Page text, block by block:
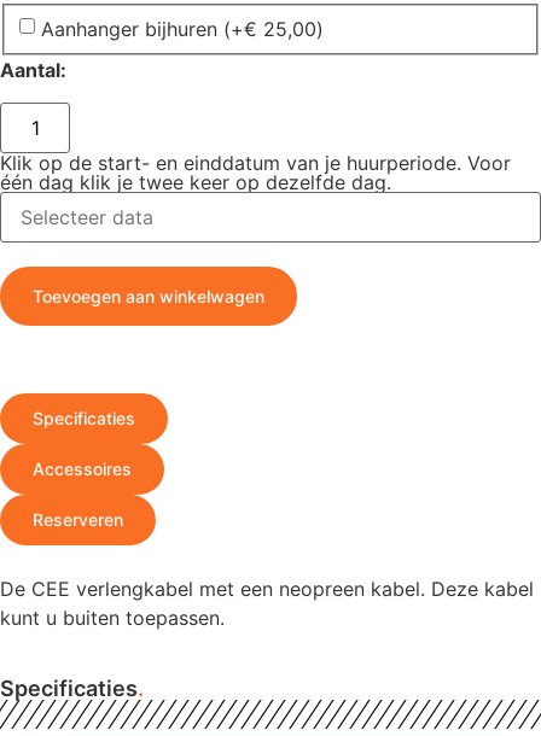
Aanhanger bijhuren (+€ 25,00)
Aantal:
Klik op de start- en einddatum van je huurperiode. Voor
één dag klik je twee keer op dezelfde dag.
Toevoegen aan winkelwagen
Specificaties
Accessoires
Reserveren
De CEE verlengkabel met een neopreen kabel. Deze kabel
kunt u buiten toepassen.
Specificaties.